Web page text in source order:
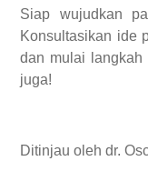
Siap wujudkan
Konsultasikan ide
dan mulai langkah
juga!
Ditinjau oleh dr.